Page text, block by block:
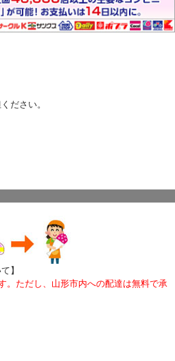
ださい。
】
。ただし、山形市内への配達は無料で承